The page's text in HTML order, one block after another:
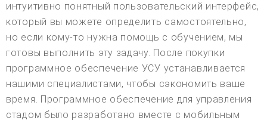
интуитивно понятный пользовательский интерфейс,
который вы можете определить самостоятельно,
но если кому-то нужна помощь с обучением, мы
готовы выполнить эту задачу. После покупки
программное обеспечение УСУ устанавливается
нашими специалистами, чтобы сэкономить ваше
время. Программное обеспечение для управления
стадом было разработано вместе с мобильным